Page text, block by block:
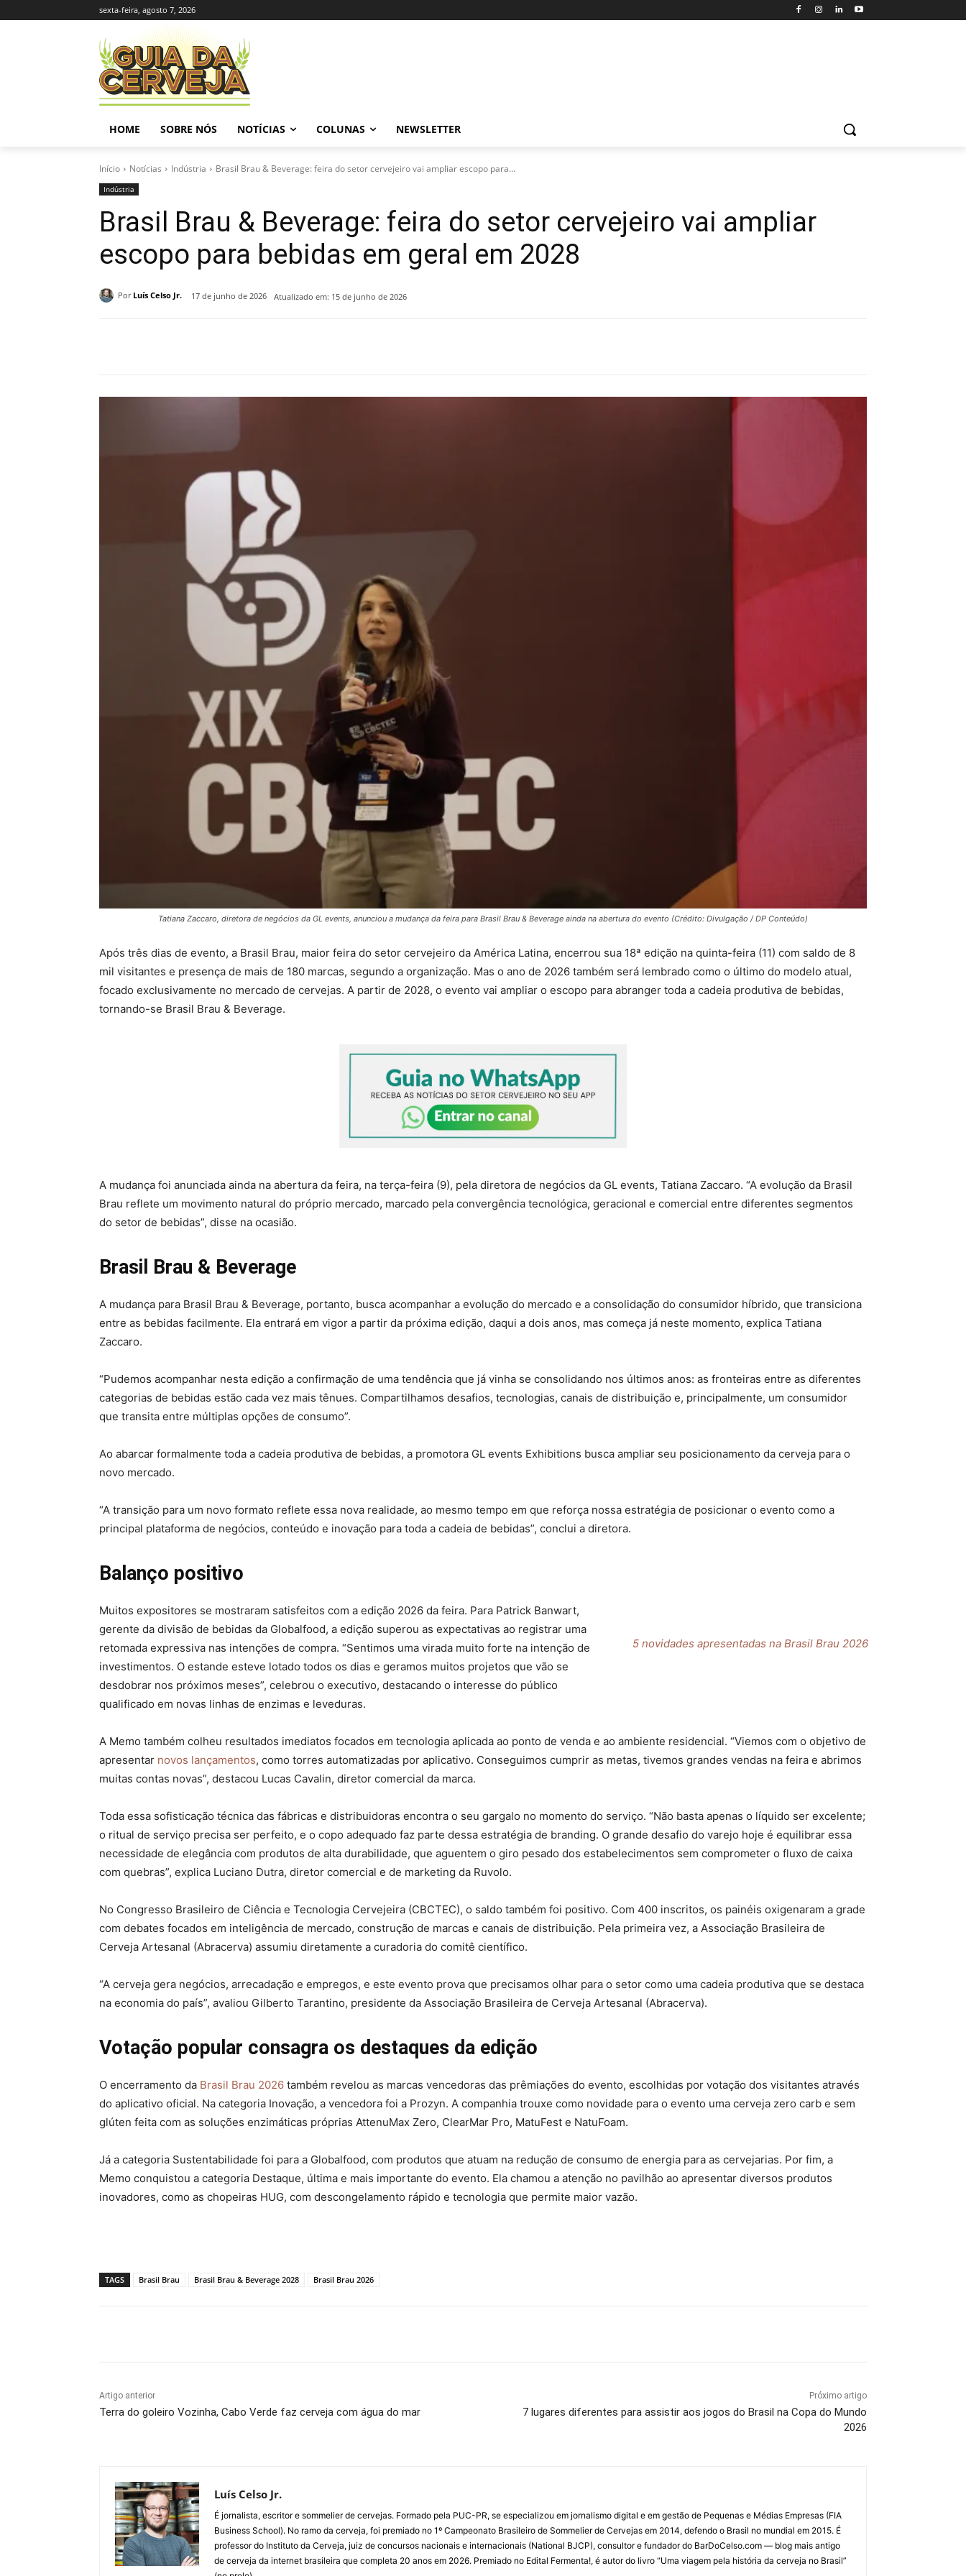
sexta-feira, agosto 7, 2026
HOME SOBRE NÓS NOTÍCIAS COLUNAS NEWSLETTER
Início Notícias Indústria Brasil Brau & Beverage: feira do setor cervejeiro vai ampliar escopo para...
Indústria
Brasil Brau & Beverage: feira do setor cervejeiro vai ampliar
escopo para bebidas em geral em 2028
Por Luís Celso Jr. 17 de junho de 2026 Atualizado em: 15 de junho de 2026
Tatiana Zaccaro, diretora de negócios da GL events, anunciou a mudança da feira para Brasil Brau & Beverage ainda na abertura do evento (Crédito: Divulgação / DP Conteúdo)
Após três dias de evento, a Brasil Brau, maior feira do setor cervejeiro da América Latina, encerrou sua 18ª edição na quinta-feira (11) com saldo de 8
mil visitantes e presença de mais de 180 marcas, segundo a organização. Mas o ano de 2026 também será lembrado como o último do modelo atual,
focado exclusivamente no mercado de cervejas. A partir de 2028, o evento vai ampliar o escopo para abranger toda a cadeia produtiva de bebidas,
tornando-se Brasil Brau & Beverage.
A mudança foi anunciada ainda na abertura da feira, na terça-feira (9), pela diretora de negócios da GL events, Tatiana Zaccaro. “A evolução da Brasil
Brau reflete um movimento natural do próprio mercado, marcado pela convergência tecnológica, geracional e comercial entre diferentes segmentos
do setor de bebidas”, disse na ocasião.
Brasil Brau & Beverage
A mudança para Brasil Brau & Beverage, portanto, busca acompanhar a evolução do mercado e a consolidação do consumidor híbrido, que transiciona
entre as bebidas facilmente. Ela entrará em vigor a partir da próxima edição, daqui a dois anos, mas começa já neste momento, explica Tatiana
Zaccaro.
“Pudemos acompanhar nesta edição a confirmação de uma tendência que já vinha se consolidando nos últimos anos: as fronteiras entre as diferentes
categorias de bebidas estão cada vez mais tênues. Compartilhamos desafios, tecnologias, canais de distribuição e, principalmente, um consumidor
que transita entre múltiplas opções de consumo”.
Ao abarcar formalmente toda a cadeia produtiva de bebidas, a promotora GL events Exhibitions busca ampliar seu posicionamento da cerveja para o
novo mercado.
“A transição para um novo formato reflete essa nova realidade, ao mesmo tempo em que reforça nossa estratégia de posicionar o evento como a
principal plataforma de negócios, conteúdo e inovação para toda a cadeia de bebidas”, conclui a diretora.
Balanço positivo
5 novidades apresentadas na Brasil Brau 2026
Muitos expositores se mostraram satisfeitos com a edição 2026 da feira. Para Patrick Banwart,
gerente da divisão de bebidas da Globalfood, a edição superou as expectativas ao registrar uma
retomada expressiva nas intenções de compra. “Sentimos uma virada muito forte na intenção de
investimentos. O estande esteve lotado todos os dias e geramos muitos projetos que vão se
desdobrar nos próximos meses”, celebrou o executivo, destacando o interesse do público
qualificado em novas linhas de enzimas e leveduras.
A Memo também colheu resultados imediatos focados em tecnologia aplicada ao ponto de venda e ao ambiente residencial. “Viemos com o objetivo de
apresentar novos lançamentos, como torres automatizadas por aplicativo. Conseguimos cumprir as metas, tivemos grandes vendas na feira e abrimos
muitas contas novas”, destacou Lucas Cavalin, diretor comercial da marca.
Toda essa sofisticação técnica das fábricas e distribuidoras encontra o seu gargalo no momento do serviço. “Não basta apenas o líquido ser excelente;
o ritual de serviço precisa ser perfeito, e o copo adequado faz parte dessa estratégia de branding. O grande desafio do varejo hoje é equilibrar essa
necessidade de elegância com produtos de alta durabilidade, que aguentem o giro pesado dos estabelecimentos sem comprometer o fluxo de caixa
com quebras”, explica Luciano Dutra, diretor comercial e de marketing da Ruvolo.
No Congresso Brasileiro de Ciência e Tecnologia Cervejeira (CBCTEC), o saldo também foi positivo. Com 400 inscritos, os painéis oxigenaram a grade
com debates focados em inteligência de mercado, construção de marcas e canais de distribuição. Pela primeira vez, a Associação Brasileira de
Cerveja Artesanal (Abracerva) assumiu diretamente a curadoria do comitê científico.
“A cerveja gera negócios, arrecadação e empregos, e este evento prova que precisamos olhar para o setor como uma cadeia produtiva que se destaca
na economia do país”, avaliou Gilberto Tarantino, presidente da Associação Brasileira de Cerveja Artesanal (Abracerva).
Votação popular consagra os destaques da edição
O encerramento da Brasil Brau 2026 também revelou as marcas vencedoras das prêmiações do evento, escolhidas por votação dos visitantes através
do aplicativo oficial. Na categoria Inovação, a vencedora foi a Prozyn. A companhia trouxe como novidade para o evento uma cerveja zero carb e sem
glúten feita com as soluções enzimáticas próprias AttenuMax Zero, ClearMar Pro, MatuFest e NatuFoam.
Já a categoria Sustentabilidade foi para a Globalfood, com produtos que atuam na redução de consumo de energia para as cervejarias. Por fim, a
Memo conquistou a categoria Destaque, última e mais importante do evento. Ela chamou a atenção no pavilhão ao apresentar diversos produtos
inovadores, como as chopeiras HUG, com descongelamento rápido e tecnologia que permite maior vazão.
TAGS Brasil Brau Brasil Brau & Beverage 2028 Brasil Brau 2026
Artigo anterior
Terra do goleiro Vozinha, Cabo Verde faz cerveja com água do mar
Próximo artigo
7 lugares diferentes para assistir aos jogos do Brasil na Copa do Mundo
2026
Luís Celso Jr.
É jornalista, escritor e sommelier de cervejas. Formado pela PUC-PR, se especializou em jornalismo digital e em gestão de Pequenas e Médias Empresas (FIA
Business School). No ramo da cerveja, foi premiado no 1º Campeonato Brasileiro de Sommelier de Cervejas em 2014, defendo o Brasil no mundial em 2015. É
professor do Instituto da Cerveja, juiz de concursos nacionais e internacionais (National BJCP), consultor e fundador do BarDoCelso.com — blog mais antigo
de cerveja da internet brasileira que completa 20 anos em 2026. Premiado no Edital Fermenta!, é autor do livro “Uma viagem pela história da cerveja no Brasil”